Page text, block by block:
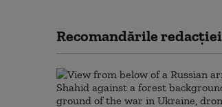
Recomandările redacţiei